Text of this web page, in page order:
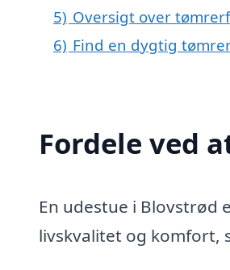
5) Oversigt over
6) Find en dygtig
Fordele ved
En udestue i Blovstrød
livskvalitet og komfort,